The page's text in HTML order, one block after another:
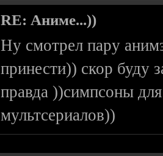
RE: Аниме...))
Ну смотрел пару
принести)) скор буду
правда ))симпсоны
мультсериалов))